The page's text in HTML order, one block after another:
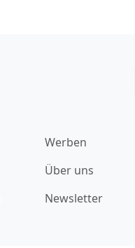
Werben
Über uns
Newsletter